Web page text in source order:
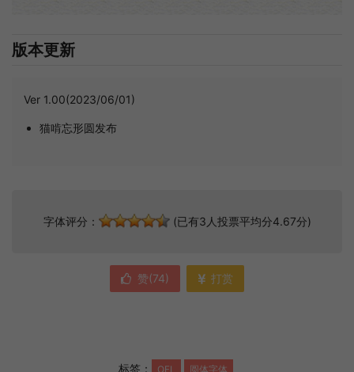
版本更新
Ver 1.00(2023/06/01)
猫啃忘形圆发布
字体评分： (已有3人投票平均分4.67分)
赞(74) 打赏
标签： OFL 圆体字体